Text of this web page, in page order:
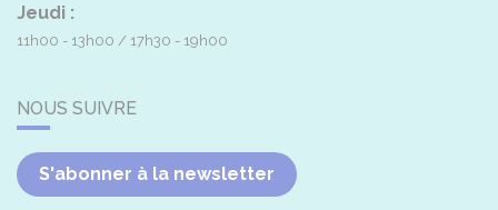
Jeudi :
11h00 - 13h00 17h30 - 19h00
NOUS SUIVRE
S'abonner à la newsletter